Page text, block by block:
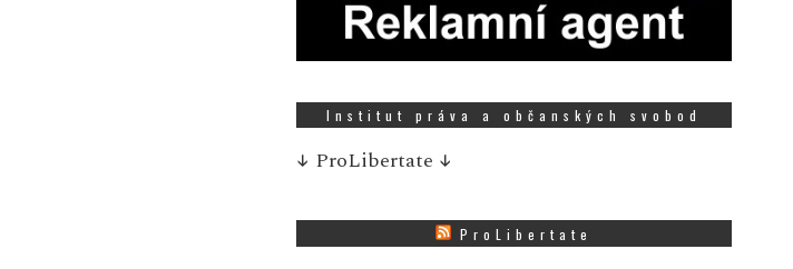
Institut práva a občanských svobod
↓ ProLibertate ↓
ProLibertate